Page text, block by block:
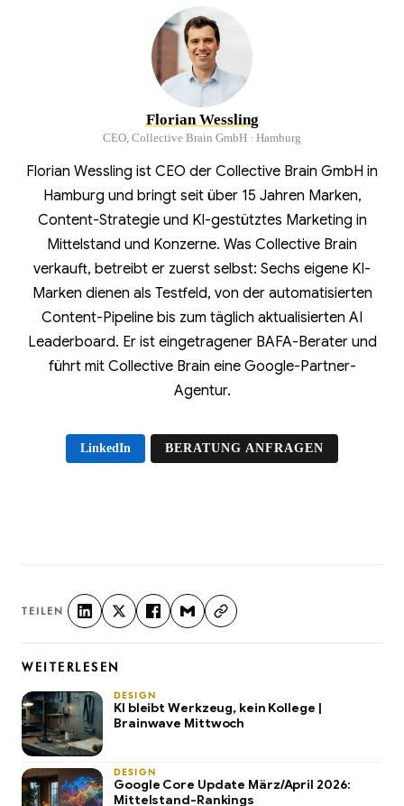
Florian Wessling
CEO, Collective Brain GmbH · Hamburg
Florian Wessling ist CEO der Collective Brain GmbH in
Hamburg und bringt seit über 15 Jahren Marken,
Content-Strategie und KI-gestütztes Marketing in
Mittelstand und Konzerne. Was Collective Brain
verkauft, betreibt er zuerst selbst: Sechs eigene KI-
Marken dienen als Testfeld, von der automatisierten
Content-Pipeline bis zum täglich aktualisierten AI
Leaderboard. Er ist eingetragener BAFA-Berater und
führt mit Collective Brain eine Google-Partner-
Agentur.
LinkedIn BERATUNG ANFRAGEN
TEILEN
WEITERLESEN
DESIGN
KI bleibt Werkzeug, kein Kollege |
Brainwave Mittwoch
DESIGN
Google Core Update März/April 2026:
Mittelstand-Rankings